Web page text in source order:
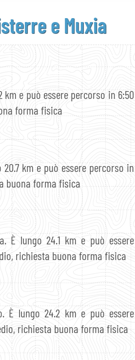
e Muxia
km e può essere percorso in 6:50
forma fisica
km e può essere percorso in
buona forma fisica
È lungo 24.1 km e può essere
richiesta buona forma fisica
È lungo 24.2 km e può essere
richiesta buona forma fisica